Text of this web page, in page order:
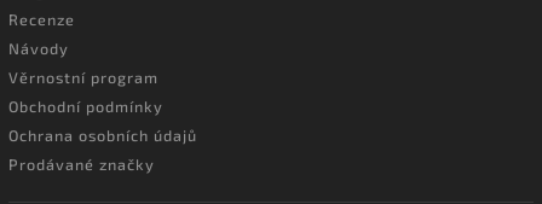
Recenze
Návody
Věrnostní program
Obchodní podmínky
Ochrana osobních údajů
Prodávané značky